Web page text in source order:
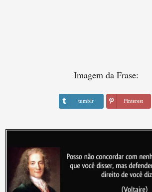
Imagem da Frase:
tumblr Pinterest